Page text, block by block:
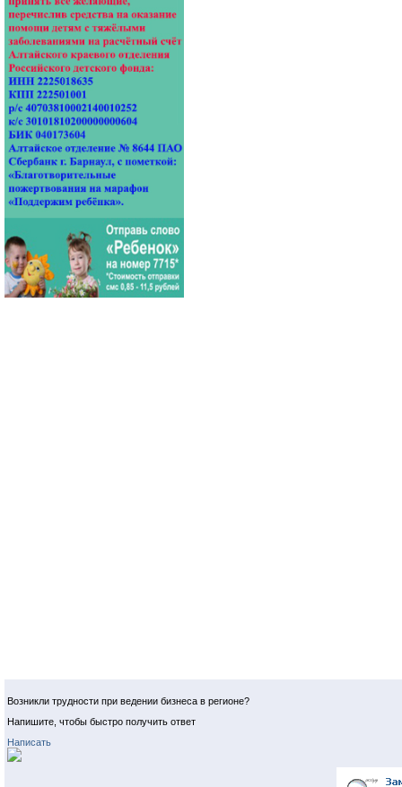
Возникли трудности при ведении бизнеса в регионе?
Напишите, чтобы быстро получить ответ
Написать